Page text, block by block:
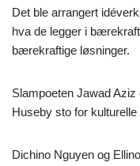
Det ble arrangert
hva de legger i
bærekraftige løsninger.
Slampoeten Jawad
Huseby sto for
Dichino Nguyen og